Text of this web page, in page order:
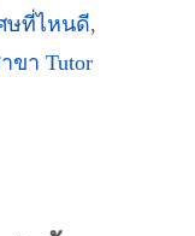
ษที่ไหนดี,
ขา Tutor